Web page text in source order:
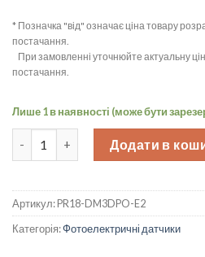
* Позначка "від" означає ціна товару
постачання.
При замовленні уточнюйте актуальну
постачання.
Лише 1 в наявності (може бути
Датчик фотоелектричний
Додати в
Артикул:PR18-DM3DPO-E2
Категорія:Фотоелектричні датчики